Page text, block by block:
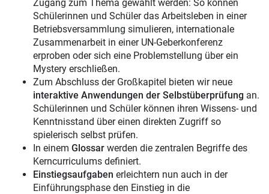
Zugang zum Thema gewählt werden: So können
Schülerinnen und Schüler das Arbeitsleben in einer
Betriebsversammlung simulieren, internationale
Zusammenarbeit in einer UN-Geberkonferenz
erproben oder sich eine Problemstellung über ein
Mystery erschließen.
Zum Abschluss der Großkapitel bieten wir neue
interaktive Anwendungen der Selbstüberprüfung an.
Schülerinnen und Schüler können ihren Wissens- und
Kenntnisstand über einen direkten Zugriff so
spielerisch selbst prüfen.
In einem Glossar werden die zentralen Begriffe des
Kerncurriculums definiert.
Einstiegsaufgaben erleichtern nun auch in der
Einführungsphase den Einstieg in die